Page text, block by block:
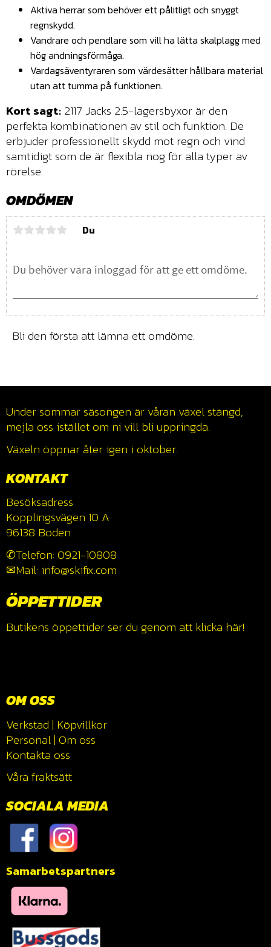
Aktiva herrar som behöver ett pålitligt och snyggt
regnskydd.
Vandrare och pendlare som vill ha lätta skalplagg med
hög andningsförmåga.
Vardagsäventyraren som värdesätter hållbara material
utan att tumma på funktionen.
Kort sagt: 2117 Jacks 2.5-lagersbyxor är den
perfekta kombinationen av stil och funktion. De
erbjuder professionellt skydd mot regn och vind
samtidigt som de är flexibla nog för alla typer av
rörelse.
OMDÖMEN
Du
Bli den första att lämna ett omdöme.
Under sommar säsongen är våran växel stängd,
mejla oss istället om ni vill bli uppringda.
Växeln öppnar åter igen i oktober.
KONTAKT
Besöksadress
Kopplingsvägen 10 A
96138 Boden
✆Telefon: 0921-10808
✉Mail: info@skifix.com
ÖPPETTIDER
Butikens öppettider ser du genom att klicka här!
OM OSS
Verkstad | Köpvillkor
Personal| Om oss
Kontakta oss
Våra fraktsätt
SOCIALA MEDIA
Samarbetspartners